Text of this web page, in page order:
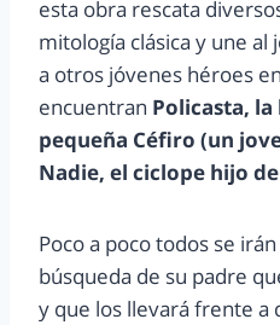
esta obra rescata
mitología clásica y une
a otros jóvenes héroes
encuentran Policasta,
pequeña Céfiro (un
Nadie, el ciclope hijo
Poco a poco todos se
búsqueda de su padre
y que los llevará frente a